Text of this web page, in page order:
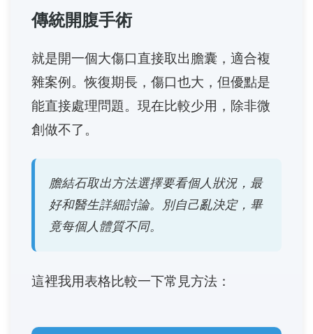
傳統開腹手術
就是開一個大傷口直接取出膽囊，適合複
雜案例。恢復期長，傷口也大，但優點是
能直接處理問題。現在比較少用，除非微
創做不了。
膽結石取出方法選擇要看個人狀況，最
好和醫生詳細討論。別自己亂決定，畢
竟每個人體質不同。
這裡我用表格比較一下常見方法：